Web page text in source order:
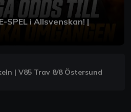
SPEL i Allsvenskan! |
| V85 Trav 8/8 Östersund